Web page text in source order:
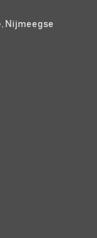
Nijmeegse